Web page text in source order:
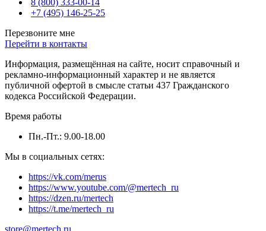
8 (800) 333-00-14
+7 (495) 146-25-25
Перезвоните мне
Перейти в контакты
Информация, размещённая на сайте, носит справочный и
рекламно-информационный характер и не является
публичной офертой в смысле статьи 437 Гражданского
кодекса Российской Федерации.
Время работы
Пн.-Пт.: 9.00-18.00
Мы в социальных сетях:
https://vk.com/merus
https://www.youtube.com/@mertech_ru
https://dzen.ru/mertech
https://t.me/mertech_ru
store@mertech.ru